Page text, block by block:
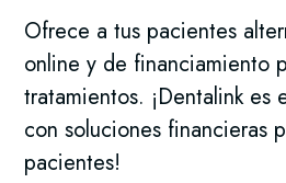
Ofrece a tus pacientes
online y de financiamiento
tratamientos. ¡Dentalink es
con soluciones financieras
pacientes!